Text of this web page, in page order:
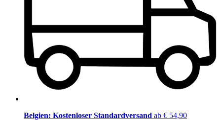
Belgien: Kostenloser Standardversand ab € 54,90